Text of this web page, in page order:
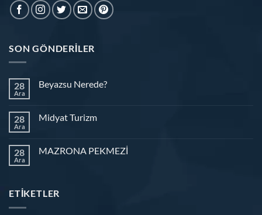
SON GÖNDERILER
28
Ara
Beyazsu Nerede?
28
Ara
Midyat Turizm
28
Ara
MAZRONA PEKMEZİ
ETIKETLER